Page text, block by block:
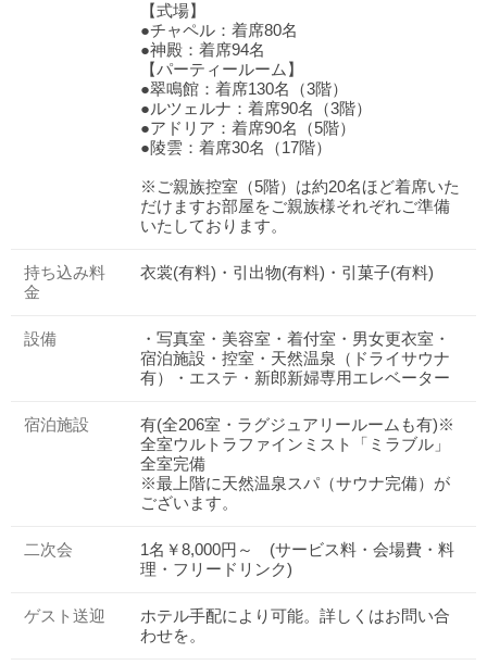
【式場】
●チャペル：着席80名
●神殿：着席94名
【パーティールーム】
●翠鳴館：着席130名（3階）
●ルツェルナ：着席90名（3階）
●アドリア：着席90名（5階）
●陵雲：着席30名（17階）
※ご親族控室（5階）は約20名ほど着席いた
だけますお部屋をご親族様それぞれご準備
いたしております。
持ち込み料
金
衣裳(有料)・引出物(有料)・引菓子(有料)
設備
・写真室・美容室・着付室・男女更衣室・
宿泊施設・控室・天然温泉（ドライサウナ
有）・エステ・新郎新婦専用エレベーター
宿泊施設
有(全206室・ラグジュアリールームも有)※
全室ウルトラファインミスト「ミラブル」
全室完備
※最上階に天然温泉スパ（サウナ完備）が
ございます。
二次会
1名￥8,000円～ (サービス料・会場費・料
理・フリードリンク)
ゲスト送迎
ホテル手配により可能。詳しくはお問い合
わせを。